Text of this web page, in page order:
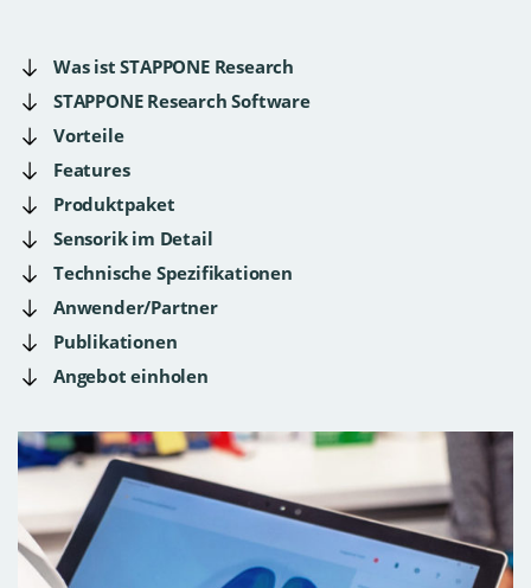
Was ist STAPPONE Research
STAPPONE Research Software
Vorteile
Features
Produktpaket
Sensorik im Detail
Technische Spezifikationen
Anwender/Partner
Publikationen
Angebot einholen